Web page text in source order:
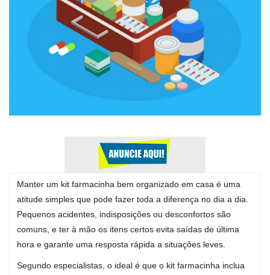
Manter um kit farmacinha bem organizado em casa é uma
atitude simples que pode fazer toda a diferença no dia a dia.
Pequenos acidentes, indisposições ou desconfortos são
comuns, e ter à mão os itens certos evita saídas de última
hora e garante uma resposta rápida a situações leves.
Segundo especialistas, o ideal é que o kit farmacinha inclua